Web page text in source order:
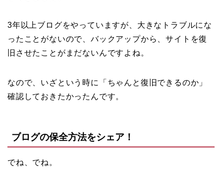
3年以上ブログをやっていますが、大きなトラブルにな
ったことがないので、バックアップから、サイトを復
旧させたことがまだないんですよね。
なので、いざという時に「ちゃんと復旧できるのか」
確認しておきたかったんです。
ブログの保全方法をシェア！
でね、でね。